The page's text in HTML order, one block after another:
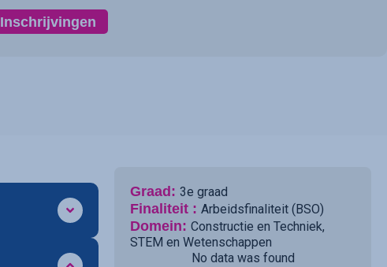
Inschrijvingen
Graad: 3e graad
Finaliteit : Arbeidsfinaliteit (BSO)
Domein: Constructie en Techniek,
STEM en Wetenschappen
No data was found